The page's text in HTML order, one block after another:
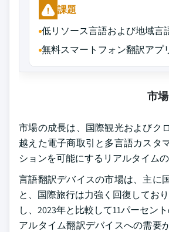
課題
低リソース言語および地域言
無料スマートフォン翻訳アプ
市
市場の成長は、国際観光およびク
越えた電子商取引と多言語カスタ
ションを可能にするリアルタイム
言語翻訳デバイスの市場は、主に
と、国際旅行は力強く回復してお
し、2023年と比較して11パーセン
アルタイム翻訳デバイスへの需要